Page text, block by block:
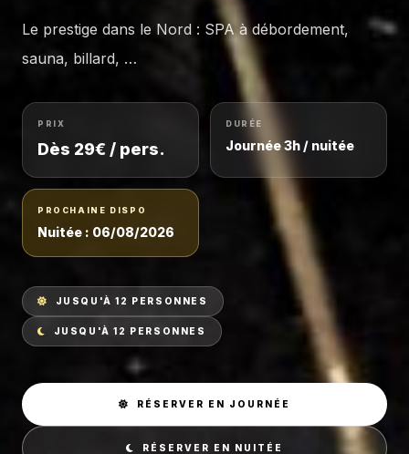
Le prestige dans le Nord : SPA à débordement,
sauna, billard, …
PRIX
Dès 29€ / pers.
DURÉE
Journée 3h / nuitée
PROCHAINE DISPO
Nuitée : 06/08/2026
JUSQU'À 12 PERSONNES
JUSQU'À 12 PERSONNES
RÉSERVER EN JOURNÉE
RÉSERVER EN NUITÉE